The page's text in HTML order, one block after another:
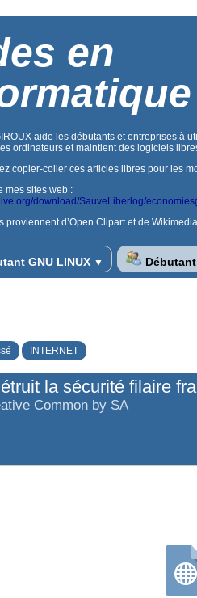
en
aide les débutants et entreprises à
ordinateurs et maintient des logiciels
copier-coller ces articles libres pour les
mes sites web :
download/SauveLiberlog/
proviennent d’Open Clipart et de
GNU LINUX ▼
INTERNET
la sécurité filaire
Common by SA